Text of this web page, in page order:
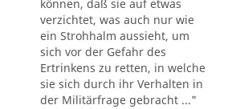
können, daß sie auf etwas
verzichtet, was auch nur wie
ein Strohhalm aussieht, um
sich vor der Gefahr des
Ertrinkens zu retten, in welche
sie sich durch ihr Verhalten in
der Militärfrage gebracht ..."